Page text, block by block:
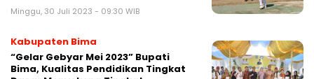
Minggu, 30 Juli 2023 - 09:30 WIB
Kabupaten Bima
“Gelar Gebyar Mei 2023” Bupati
Bima, Kualitas Pendidikan Tingkat